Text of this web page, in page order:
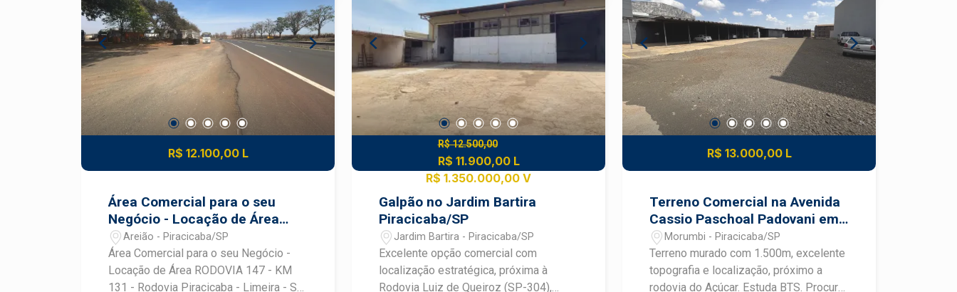
vagas de garagem Localização
estratégica, em região de intenso fluxo
de pessoas e veículos
R$ 12.100,00 L
Área Comercial para o seu
Negócio - Locação de Área
RODOVIA 147 - KM 131 -
Rodovia Piracicaba - Limeira -
SP
Areião - Piracicaba/SP
Área Comercial para o seu Negócio -
Locação de Área RODOVIA 147 - KM
131 - Rodovia Piracicaba - Limeira - SP
R$ 12.500,00
R$ 11.900,00 L
R$ 1.350.000,00 V
Galpão no Jardim Bartira
Piracicaba/SP
Jardim Bartira - Piracicaba/SP
Excelente opção comercial com
localização estratégica, próxima à
Rodovia Luiz de Queiroz (SP-304),
R$ 13.000,00 L
Terreno Comercial na Avenida
Cassio Paschoal Padovani em
Piracicaba
Morumbi - Piracicaba/SP
Terreno murado com 1.500m, excelente
topografia e localização, próximo a
rodovia do Açúcar. Estuda BTS. Procure